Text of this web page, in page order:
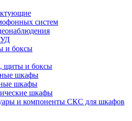
систем
и боксы
и боксы
шкафы
шкафы
шкафы
и компоненты СКС для шкафов